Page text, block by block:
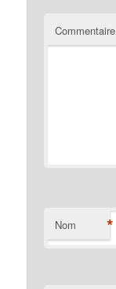
Commentaire
Nom *